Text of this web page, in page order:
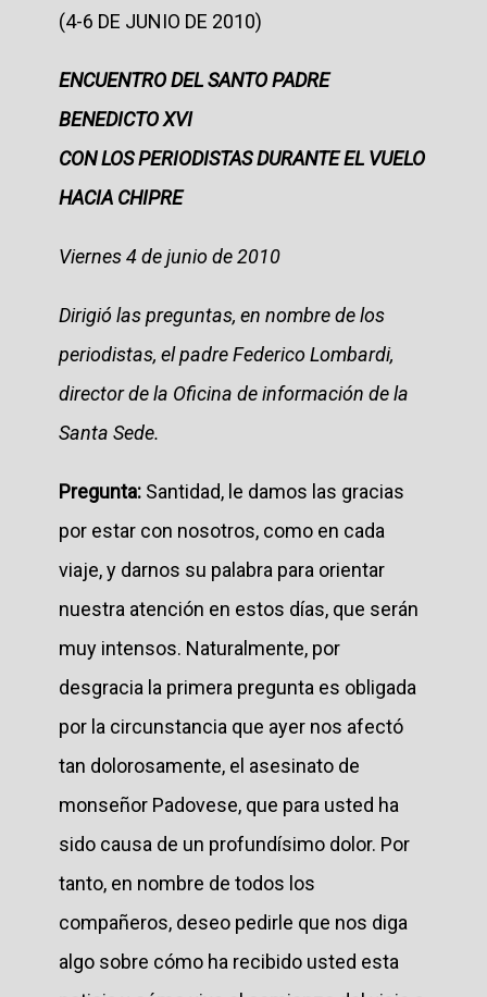
(4-6 DE JUNIO DE 2010)
ENCUENTRO DEL SANTO PADRE
BENEDICTO XVI
CON LOS PERIODISTAS DURANTE EL VUELO
HACIA CHIPRE
Viernes 4 de junio de 2010
Dirigió las preguntas, en nombre de los
periodistas, el padre Federico Lombardi,
director de la Oficina de información de la
Santa Sede.
Pregunta: Santidad, le damos las gracias
por estar con nosotros, como en cada
viaje, y darnos su palabra para orientar
nuestra atención en estos días, que serán
muy intensos. Naturalmente, por
desgracia la primera pregunta es obligada
por la circunstancia que ayer nos afectó
tan dolorosamente, el asesinato de
monseñor Padovese, que para usted ha
sido causa de un profundísimo dolor. Por
tanto, en nombre de todos los
compañeros, deseo pedirle que nos diga
algo sobre cómo ha recibido usted esta